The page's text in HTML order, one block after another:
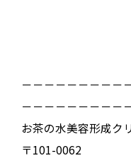
－－－－－－－－－
－－－－－－－－－
お茶の水美容形成ク
〒101-0062